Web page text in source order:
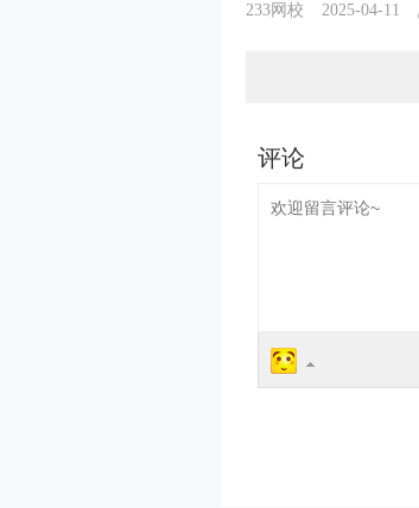
233网校 2025-04-11